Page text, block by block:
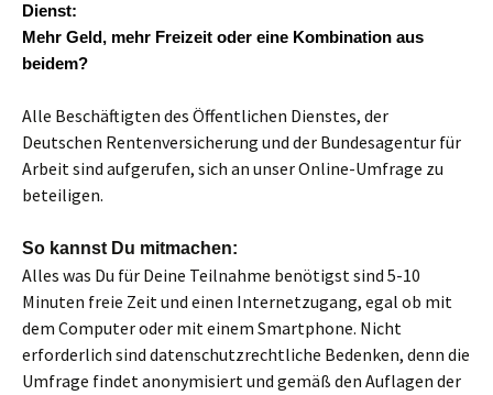
Dienst:
Mehr Geld, mehr Freizeit oder eine Kombination aus
beidem?
Alle Beschäftigten des Öffentlichen Dienstes, der
Deutschen Rentenversicherung und der Bundesagentur für
Arbeit sind aufgerufen, sich an unser Online-Umfrage zu
beteiligen.
So kannst Du mitmachen:
Alles was Du für Deine Teilnahme benötigst sind 5-10
Minuten freie Zeit und einen Internetzugang, egal ob mit
dem Computer oder mit einem Smartphone. Nicht
erforderlich sind datenschutzrechtliche Bedenken, denn die
Umfrage findet anonymisiert und gemäß den Auflagen der